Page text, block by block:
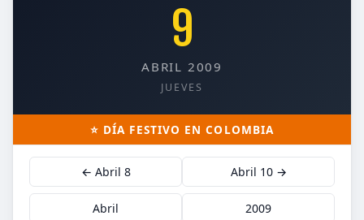
9
ABRIL 2009
JUEVES
⭐ DÍA FESTIVO EN COLOMBIA
← Abril 8 Abril 10 →
Abril 2009